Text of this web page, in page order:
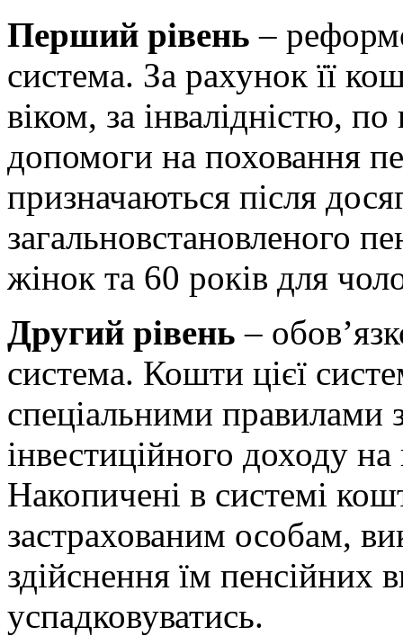
Перший рівень –
система. За рахунок її
віком, за інвалідністю, по
допомоги на поховання
призначаються після
загальновстановленого
жінок та 60 років для
Другий рівень –
система. Кошти цієї
спеціальними правилами
інвестиційного доходу
Накопичені в системі
застрахованим особам,
здійснення їм пенсійних
успадковуватись.